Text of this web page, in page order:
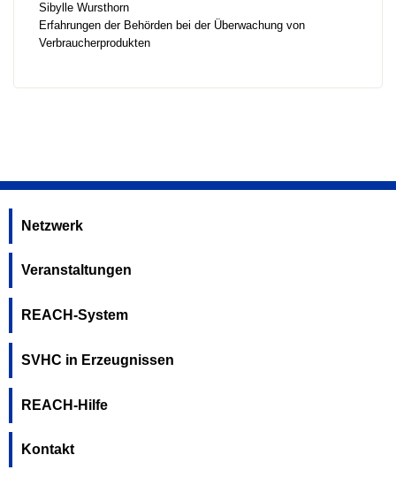
Sibylle Wursthorn
Erfahrungen der Behörden bei der Überwachung von
Verbraucherprodukten
Netzwerk
Veranstaltungen
REACH-System
SVHC in Erzeugnissen
REACH-Hilfe
Kontakt